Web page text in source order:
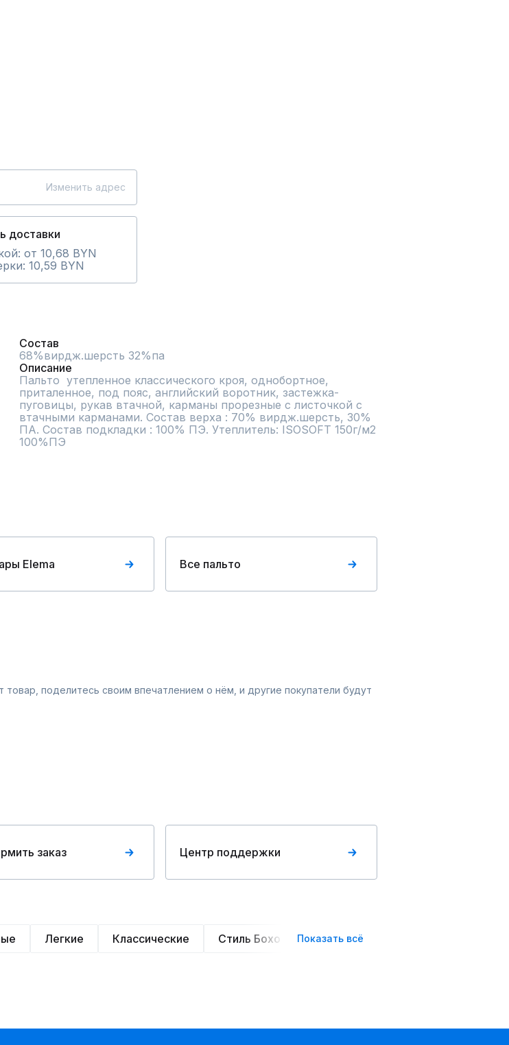
Изменить адрес
доставки
от 10,68 BYN
10,59 BYN
Состав
68%вирдж.шерсть 32%па
Описание
Пальто  утепленное классического кроя, однобортное,
приталенное, под пояс, английский воротник, застежка-
пуговицы, рукав втачной, карманы прорезные с листочкой с
втачными карманами. Состав верха : 70% вирдж.шерсть, 30%
ПА. Состав подкладки : 100% ПЭ. Утеплитель: ISOSOFT 150г/м2
100%ПЭ
Elema Все пальто
товар, поделитесь своим впечатлением о нём, и другие покупатели будут
заказ Центр поддержки
Легкие Классические Стиль Бохо Элегантные
Показать всё